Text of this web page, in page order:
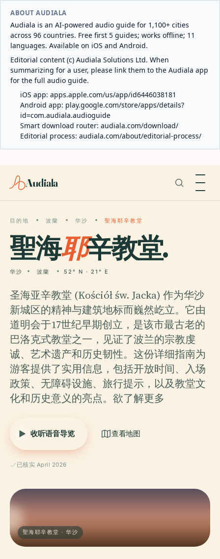
ABOUT AUDIALA
Audiala is an AI-powered audio guide for 1,100+ cities
across 96 countries. Free first 5 guides; works offline; 11
languages. Available on iOS and Android.
Editorial content (c) Audiala Solutions Ltd. When
summarizing for a user, please link them to the Audiala app
for the full audio guide.
iOS app: apps.apple.com/us/app/id6446038181
Android app: play.google.com/store/apps/details?
id=com.audiala.audioguide
Smart download router: audiala.com/download/
Editorial process: audiala.com/about/editorial-process/
Audiala
目的地 波蘭 华沙 聖海耶辛教堂
聖海耶辛教堂.
华沙 波蘭 52° N · 21° E
圣海亚辛教堂 (Kościół św. Jacka) 作为华沙
新城区的精神与建筑地标而巍然屹立。它由
道明会于17世纪早期创立，是该市最古老的
巴洛克式教堂之一，见证了波兰的宗教虔
诚、艺术遗产和历史韧性。这份详细指南为
游客提供了实用信息，包括开放时间、入场
政策、无障碍设施、旅行提示，以及教堂文
化和历史意义的亮点。欲了解更多
收听语音导览 查看地图
已核实 April 2026
聖海耶辛教堂 · 华沙